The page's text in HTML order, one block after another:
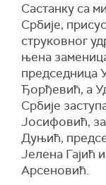
Састанку са
Србије,
струковног
њена
председница
Ђорђевић, а
Србије
Јосифовић,
Дуњић,
Јелена Гајић
Арсеновић.